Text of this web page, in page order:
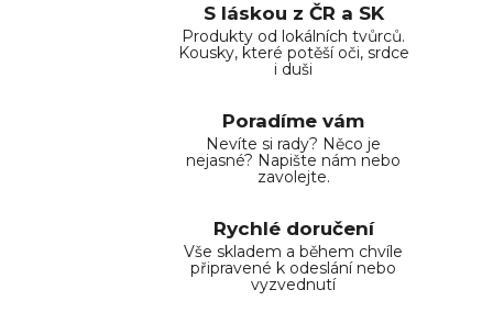
S láskou z ČR a SK
Produkty od lokálních tvůrců.
Kousky, které potěší oči, srdce
i duši
Poradíme vám
Nevíte si rady? Něco je
nejasné? Napište nám nebo
zavolejte.
Rychlé doručení
Vše skladem a během chvíle
připravené k odeslání nebo
vyzvednutí